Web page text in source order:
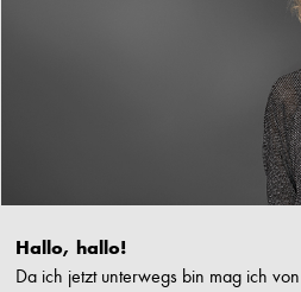
Hallo, hallo!
Da ich jetzt unterwegs bin mag ich